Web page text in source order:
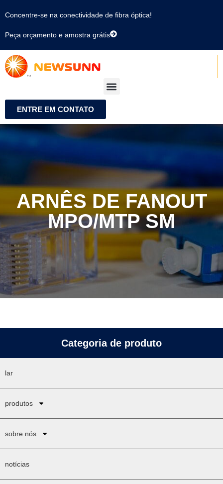
Concentre-se na conectividade de fibra óptica!
Peça orçamento e amostra grátis
ENTRE EM CONTATO
ARNÊS DE FANOUT
MPO/MTP SM
Categoria de produto
lar
produtos
sobre nós
notícias